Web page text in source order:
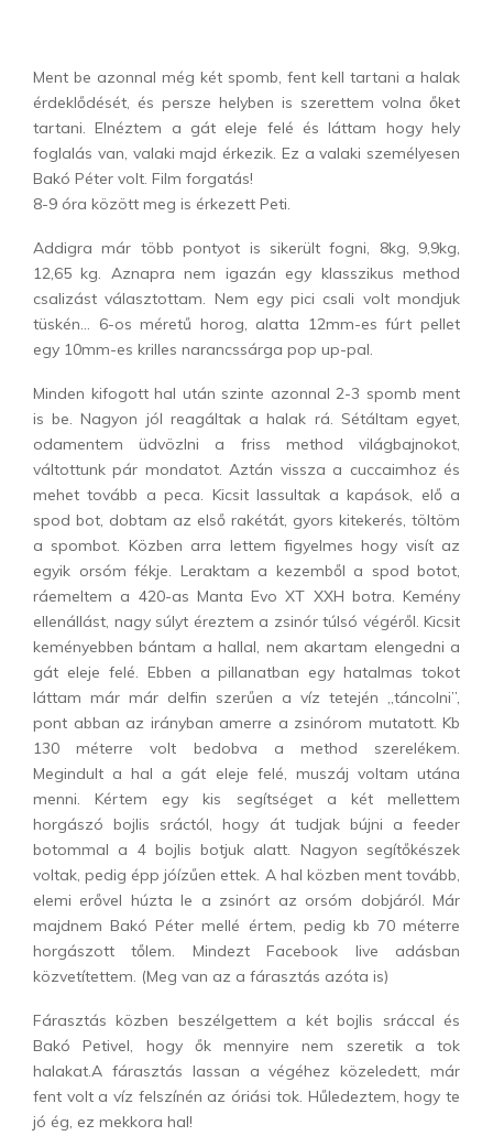
Ment be azonnal még két spomb, fent kell tartani a halak
érdeklődését, és persze helyben is szerettem volna őket
tartani. Elnéztem a gát eleje felé és láttam hogy hely
foglalás van, valaki majd érkezik. Ez a valaki személyesen
Bakó Péter volt. Film forgatás!
8-9 óra között meg is érkezett Peti.
Addigra már több pontyot is sikerült fogni, 8kg, 9,9kg,
12,65 kg. Aznapra nem igazán egy klasszikus method
csalizást választottam. Nem egy pici csali volt mondjuk
tüskén… 6-os méretű horog, alatta 12mm-es fúrt pellet
egy 10mm-es krilles narancssárga pop up-pal.
Minden kifogott hal után szinte azonnal 2-3 spomb ment
is be. Nagyon jól reagáltak a halak rá. Sétáltam egyet,
odamentem üdvözlni a friss method világbajnokot,
váltottunk pár mondatot. Aztán vissza a cuccaimhoz és
mehet tovább a peca. Kicsit lassultak a kapások, elő a
spod bot, dobtam az első rakétát, gyors kitekerés, töltöm
a spombot. Közben arra lettem figyelmes hogy visít az
egyik orsóm fékje. Leraktam a kezemből a spod botot,
ráemeltem a 420-as Manta Evo XT XXH botra. Kemény
ellenállást, nagy súlyt éreztem a zsinór túlsó végéről. Kicsit
keményebben bántam a hallal, nem akartam elengedni a
gát eleje felé. Ebben a pillanatban egy hatalmas tokot
láttam már már delfin szerűen a víz tetején „táncolni”,
pont abban az irányban amerre a zsinórom mutatott. Kb
130 méterre volt bedobva a method szerelékem.
Megindult a hal a gát eleje felé, muszáj voltam utána
menni. Kértem egy kis segítséget a két mellettem
horgászó bojlis sráctól, hogy át tudjak bújni a feeder
botommal a 4 bojlis botjuk alatt. Nagyon segítőkészek
voltak, pedig épp jóízűen ettek. A hal közben ment tovább,
elemi erővel húzta le a zsinórt az orsóm dobjáról. Már
majdnem Bakó Péter mellé értem, pedig kb 70 méterre
horgászott tőlem. Mindezt Facebook live adásban
közvetítettem. (Meg van az a fárasztás azóta is)
Fárasztás közben beszélgettem a két bojlis sráccal és
Bakó Petivel, hogy ők mennyire nem szeretik a tok
halakat.A fárasztás lassan a végéhez közeledett, már
fent volt a víz felszínén az óriási tok. Hűledeztem, hogy te
jó ég, ez mekkora hal!